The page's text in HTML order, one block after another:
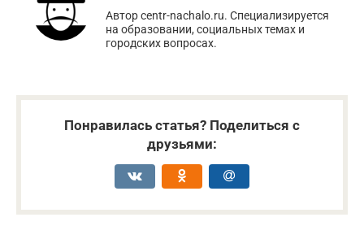
Автор centr-nachalo.ru. Специализируется
на образовании, социальных темах и
городских вопросах.
Понравилась статья? Поделиться с
друзьями: